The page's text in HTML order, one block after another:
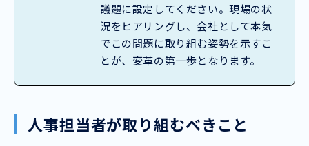
議題に設定してください。現場の状
況をヒアリングし、会社として本気
でこの問題に取り組む姿勢を示すこ
とが、変革の第一歩となります。
人事担当者が取り組むべきこと